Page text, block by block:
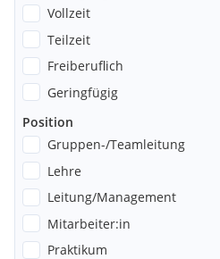
Vollzeit
Teilzeit
Freiberuflich
Geringfügig
Position
Gruppen-/Teamleitung
Lehre
Leitung/Management
Mitarbeiter:in
Praktikum